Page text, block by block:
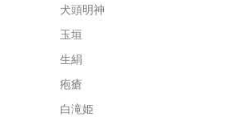
犬頭明神
玉垣
生絹
疱瘡
白滝姫